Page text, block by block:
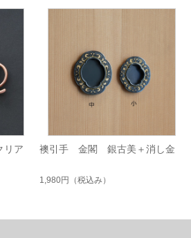
ア
襖引手 金閣 銀古美＋消し金
1,980円 （税込み）